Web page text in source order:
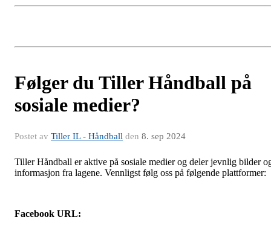
Følger du Tiller Håndball på
sosiale medier?
Postet av Tiller IL - Håndball den 8. sep 2024
Tiller Håndball er aktive på sosiale medier og deler jevnlig bilder
informasjon fra lagene. Vennligst følg oss på følgende plattformer:
Facebook URL: